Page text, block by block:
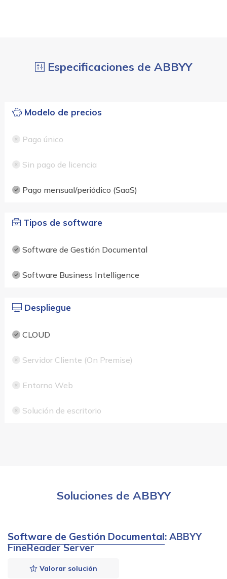
Especificaciones de ABBYY
Modelo de precios
Pago único
Sin pago de licencia
Pago mensual/periódico (SaaS)
Tipos de software
Software de Gestión Documental
Software Business Intelligence
Despliegue
CLOUD
Servidor Cliente (On Premise)
Entorno Web
Solución de escritorio
Soluciones de ABBYY
Software de Gestión Documental: ABBYY
FineReader Server
Valorar solución